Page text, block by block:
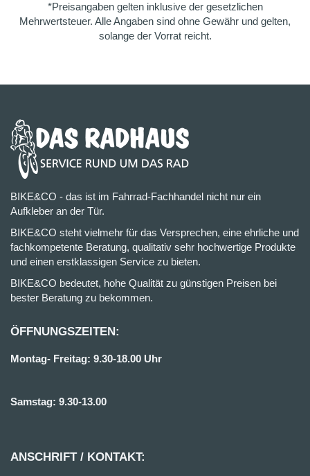
*Preisangaben gelten inklusive der gesetzlichen
Mehrwertsteuer. Alle Angaben sind ohne Gewähr und gelten,
solange der Vorrat reicht.
BIKE&CO - das ist im Fahrrad-Fachhandel nicht nur ein
Aufkleber an der Tür.
BIKE&CO steht vielmehr für das Versprechen, eine ehrliche und
fachkompetente Beratung, qualitativ sehr hochwertige Produkte
und einen erstklassigen Service zu bieten.
BIKE&CO bedeutet, hohe Qualität zu günstigen Preisen bei
bester Beratung zu bekommen.
ÖFFNUNGSZEITEN:
Montag- Freitag: 9.30-18.00 Uhr
Samstag: 9.30-13.00
ANSCHRIFT / KONTAKT: